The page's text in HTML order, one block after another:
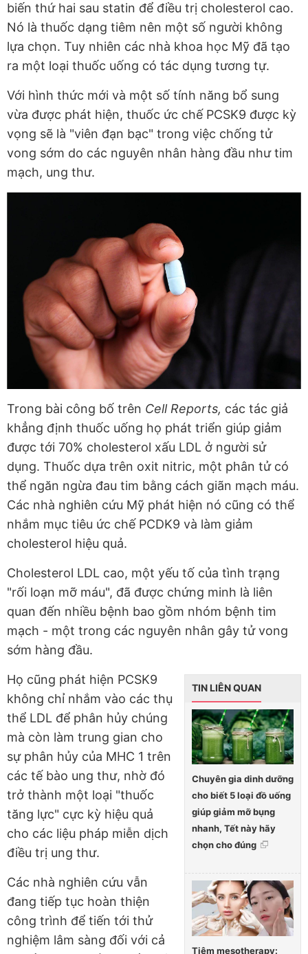
biến thứ hai sau statin để điều trị cholesterol cao.
Nó là thuốc dạng tiêm nên một số người không
lựa chọn. Tuy nhiên các nhà khoa học Mỹ đã tạo
ra một loại thuốc uống có tác dụng tương tự.
Với hình thức mới và một số tính năng bổ sung
vừa được phát hiện, thuốc ức chế PCSK9 được kỳ
vọng sẽ là "viên đạn bạc" trong việc chống tử
vong sớm do các nguyên nhân hàng đầu như tim
mạch, ung thư.
Trong bài công bố trên Cell Reports, các tác giả
khẳng định thuốc uống họ phát triển giúp giảm
được tới 70% cholesterol xấu LDL ở người sử
dụng. Thuốc dựa trên oxit nitric, một phân tử có
thể ngăn ngừa đau tim bằng cách giãn mạch máu.
Các nhà nghiên cứu Mỹ phát hiện nó cũng có thể
nhắm mục tiêu ức chế PCDK9 và làm giảm
cholesterol hiệu quả.
Cholesterol LDL cao, một yếu tố của tình trạng
"rối loạn mỡ máu", đã được chứng minh là liên
quan đến nhiều bệnh bao gồm nhóm bệnh tim
mạch - một trong các nguyên nhân gây tử vong
sớm hàng đầu.
TIN LIÊN QUAN
Chuyên gia dinh dưỡng
cho biết 5 loại đồ uống
giúp giảm mỡ bụng
nhanh, Tết này hãy
chọn cho đúng
Tiêm mesotherapy:
Họ cũng phát hiện PCSK9
không chỉ nhắm vào các thụ
thể LDL để phân hủy chúng
mà còn làm trung gian cho
sự phân hủy của MHC 1 trên
các tế bào ung thư, nhờ đó
trở thành một loại "thuốc
tăng lực" cực kỳ hiệu quả
cho các liệu pháp miễn dịch
điều trị ung thư.
Các nhà nghiên cứu vẫn
đang tiếp tục hoàn thiện
công trình để tiến tới thử
nghiệm lâm sàng đối với cả